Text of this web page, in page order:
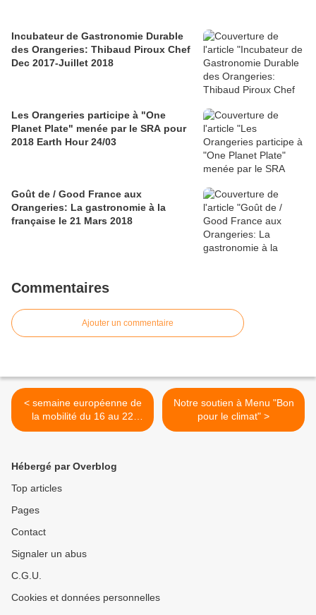
Incubateur de Gastronomie Durable
des Orangeries: Thibaud Piroux Chef
Dec 2017-Juillet 2018
Les Orangeries participe à "One
Planet Plate" menée par le SRA pour
2018 Earth Hour 24/03
Goût de / Good France aux
Orangeries: La gastronomie à la
française le 21 Mars 2018
Commentaires
Ajouter un commentaire
< semaine européenne de
la mobilité du 16 au 22
septembre
Notre soutien à Menu "Bon
pour le climat" >
Hébergé par Overblog
Top articles
Pages
Contact
Signaler un abus
C.G.U.
Cookies et données personnelles